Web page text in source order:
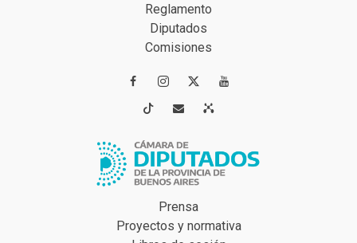
Reglamento
Diputados
Comisiones
 
 
Prensa
Proyectos y normativa